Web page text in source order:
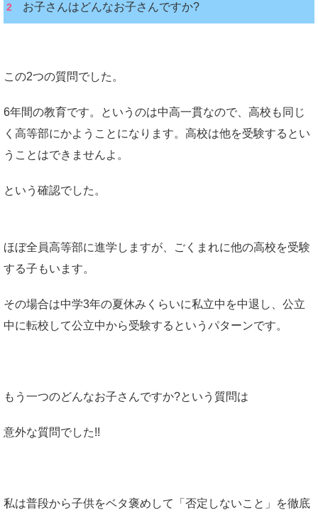
お子さんはどんなお子さんですか?
この2つの質問でした。
6年間の教育です。というのは中高一貫なので、高校も同じ
く高等部にかようことになります。高校は他を受験するとい
うことはできませんよ。
という確認でした。
ほぼ全員高等部に進学しますが、ごくまれに他の高校を受験
する子もいます。
その場合は中学3年の夏休みくらいに私立中を中退し、公立
中に転校して公立中から受験するというパターンです。
もう一つのどんなお子さんですか?という質問は
意外な質問でした!!
私は普段から子供をベタ褒めして「否定しないこと」を徹底